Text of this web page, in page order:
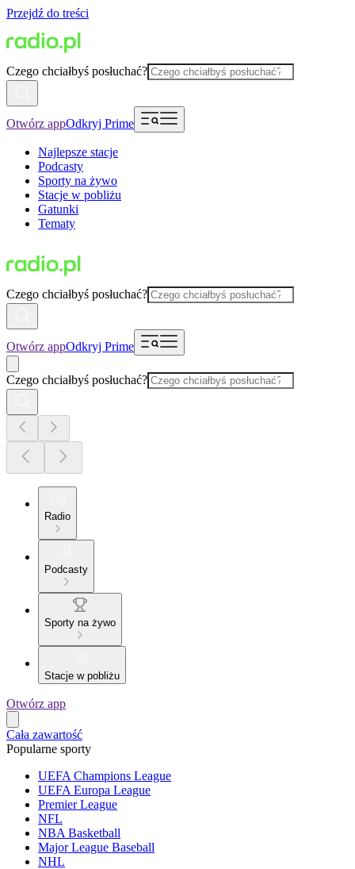
Przejdź do treści
Czego chciałbyś posłuchać?
Otwórz appOdkryj Prime
Najlepsze stacje
Podcasty
Sporty na żywo
Stacje w pobliżu
Gatunki
Tematy
Czego chciałbyś posłuchać?
Otwórz appOdkryj Prime
Czego chciałbyś posłuchać?
Radio
Podcasty
Sporty na żywo
Stacje w pobliżu
Otwórz app
Cała zawartość
Popularne sporty
UEFA Champions League
UEFA Europa League
Premier League
NFL
NBA Basketball
Major League Baseball
NHL